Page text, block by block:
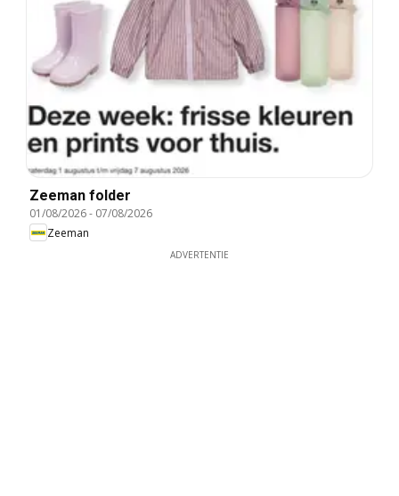
Zeeman folder
01/08/2026- 07/08/2026
Zeeman
ADVERTENTIE